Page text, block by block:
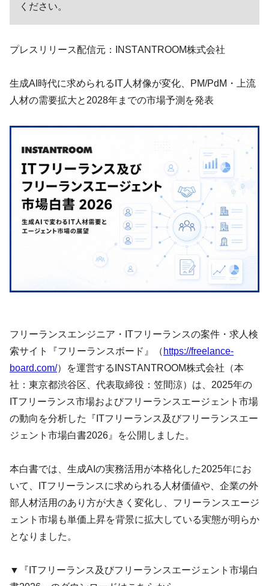
ください。
プレスリリース配信元：INSTANTROOM株式会社
生成AI時代に求められるIT人材像が変化、PM/PdM・上流
人材の需要拡大と2028年までの市場予測を発表
フリーランスエンジニア・ITフリーランスの案件・求人検
索サイト『フリーランスボード』（ https://freelance-
board.com/）を運営するINSTANTROOM株式会社（本
社：東京都渋谷区、代表取締役：笠間涼）は、2025年の
ITフリーランス市場およびフリーランスエージェント市場
の動向を分析した『ITフリーランス及びフリーランスエー
ジェント市場白書2026』を公開しました。
本白書では、生成AIの実務活用が本格化した2025年にお
いて、ITフリーランスに求められる人材価値や、企業の外
部人材活用のあり方が大きく変化し、フリーランスエージ
ェント市場も単価上昇を背景に拡大している実態が明らか
となりました。
▼『ITフリーランス及びフリーランスエージェント市場白